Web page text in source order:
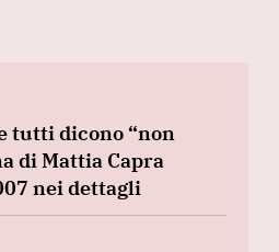
tutti dicono “non
di Mattia Capra
nei dettagli